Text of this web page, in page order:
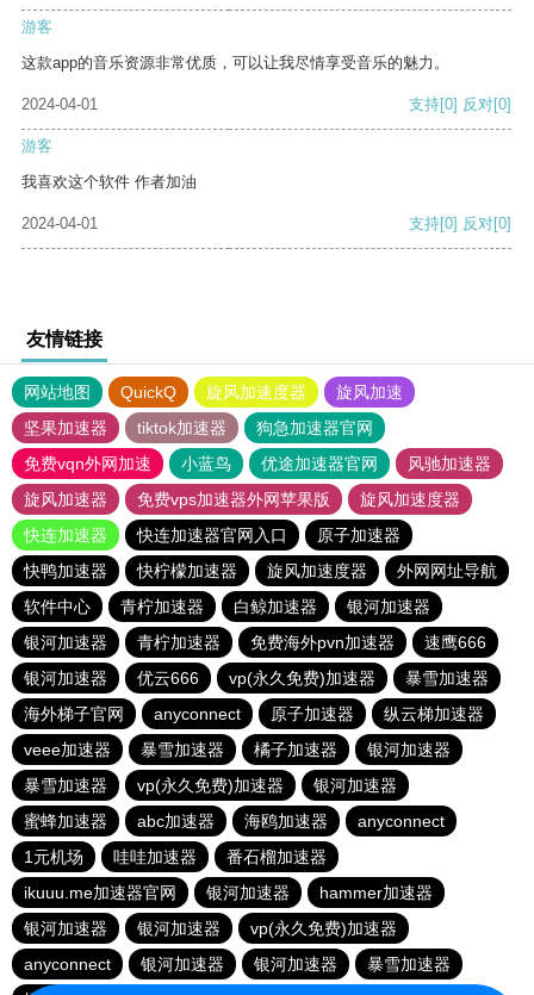
游客
这款app的音乐资源非常优质，可以让我尽情享受音乐的魅力。
2024-04-01 支持[0] 反对[0]
游客
我喜欢这个软件 作者加油
2024-04-01 支持[0] 反对[0]
友情链接
网站地图 QuickQ 旋风加速度器
旋风加速
坚果加速器
tiktok加速器
狗急加速器官网
免费vqn外网加速
小蓝鸟 优途加速器官网
风驰加速器
旋风加速器
免费vps加速器外网苹果版
旋风加速度器
快连加速器
快连加速器官网入口
原子加速器
快鸭加速器
快柠檬加速器 旋风加速度器
外网网址导航
软件中心
青柠加速器 白鲸加速器
银河加速器
银河加速器
青柠加速器 免费海外pvn加速器
速鹰666
银河加速器
优云666 vp(永久免费)加速器
暴雪加速器
海外梯子官网
anyconnect 原子加速器
纵云梯加速器
veee加速器
暴雪加速器 橘子加速器
银河加速器
暴雪加速器
vp(永久免费)加速器
银河加速器
蜜蜂加速器
abc加速器 海鸥加速器
anyconnect
1元机场
哇哇加速器
番石榴加速器
ikuuu.me加速器官网
银河加速器
hammer加速器
银河加速器
银河加速器
vp(永久免费)加速器
anyconnect
银河加速器 银河加速器
暴雪加速器